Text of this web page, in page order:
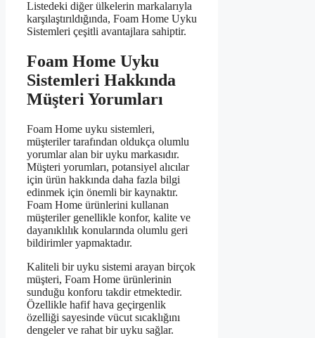
Listedeki diğer ülkelerin markalarıyla
karşılaştırıldığında, Foam Home Uyku
Sistemleri çeşitli avantajlara sahiptir.
Foam Home Uyku
Sistemleri Hakkında
Müşteri Yorumları
Foam Home uyku sistemleri,
müşteriler tarafından oldukça olumlu
yorumlar alan bir uyku markasıdır.
Müşteri yorumları, potansiyel alıcılar
için ürün hakkında daha fazla bilgi
edinmek için önemli bir kaynaktır.
Foam Home ürünlerini kullanan
müşteriler genellikle konfor, kalite ve
dayanıklılık konularında olumlu geri
bildirimler yapmaktadır.
Kaliteli bir uyku sistemi arayan birçok
müşteri, Foam Home ürünlerinin
sunduğu konforu takdir etmektedir.
Özellikle hafif hava geçirgenlik
özelliği sayesinde vücut sıcaklığını
dengeler ve rahat bir uyku sağlar.